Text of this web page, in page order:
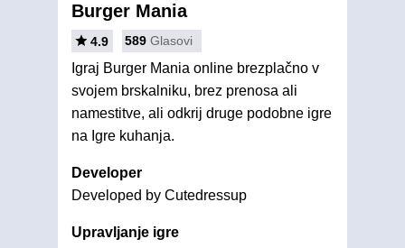
Burger Mania
4.9 589 Glasovi
Igraj Burger Mania online brezplačno v
svojem brskalniku, brez prenosa ali
namestitve, ali odkrij druge podobne igre
na Igre kuhanja.
Developer
Developed by Cutedressup
Upravljanje igre